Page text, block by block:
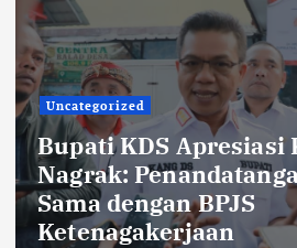
Uncategorized
KDS Lepas Calon
Kabupaten Bandung
Tekankan Disiplin,
dan Integritas